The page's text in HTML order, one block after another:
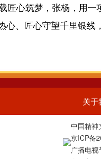
心筑梦，张杨，用一
心、匠心守望千里银线
关于
中国精
京ICP备
广播电